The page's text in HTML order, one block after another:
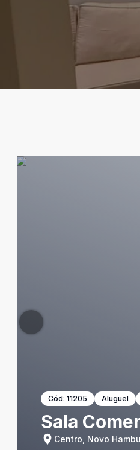
Cód: 11205 Aluguel
Sala
Centro, Novo